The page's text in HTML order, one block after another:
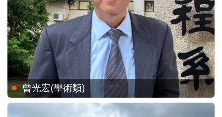
曾光宏(學術類)